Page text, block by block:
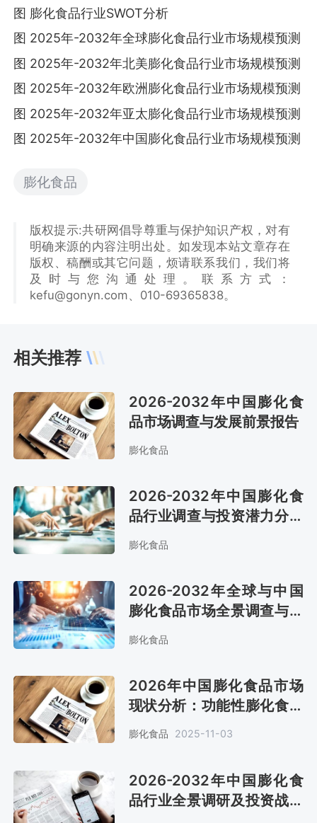
图 膨化食品行业SWOT分析
图 2025年-2032年全球膨化食品行业市场规模预测
图 2025年-2032年北美膨化食品行业市场规模预测
图 2025年-2032年欧洲膨化食品行业市场规模预测
图 2025年-2032年亚太膨化食品行业市场规模预测
图 2025年-2032年中国膨化食品行业市场规模预测
膨化食品
版权提示:共研网倡导尊重与保护知识产权，对有
明确来源的内容注明出处。如发现本站文章存在
版权、稿酬或其它问题，烦请联系我们，我们将
及时与您沟通处理。联系方式：
kefu@gonyn.com、010-69365838。
相关推荐
2026-2032年中国膨化食
品市场调查与发展前景报告
膨化食品
2026-2032年中国膨化食
品行业调查与投资潜力分析
报告
膨化食品
2026-2032年全球与中国
膨化食品市场全景调查与投
资方向研究报告
膨化食品
2026年中国膨化食品市场
现状分析：功能性膨化食品
占比将提升至18.5%[图]
膨化食品 2025-11-03
2026-2032年中国膨化食
品行业全景调研及投资战略